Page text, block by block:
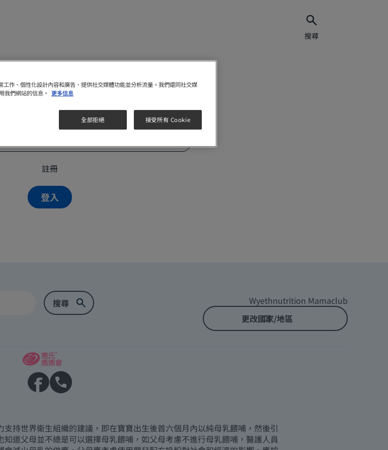
搜尋
註冊
Wyethnutrition Mamaclub
更改國家/地區
持世界衛生組織的建議，即在寶寶出生後首六個月內以純母乳餵哺，然後引
道父母並不總是可以選擇母乳餵哺，如父母考慮不進行母乳餵哺，醫護人員
作、個性化設計內容和廣告、提供社交媒體功能並分析流量。我們還同社交媒
我們網站的信息。 更多信息
全部拒絕 接受所有 Cookie